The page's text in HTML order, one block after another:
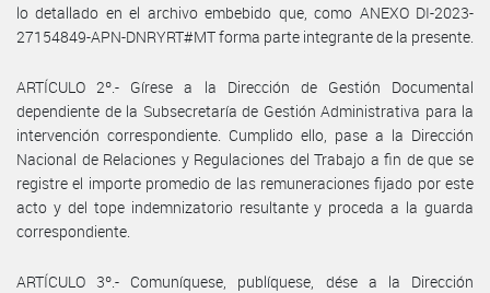
lo detallado en el archivo embebido que, como ANEXO DI-2023-
27154849-APN-DNRYRT#MT forma parte integrante de la presente.
ARTÍCULO 2º.- Gírese a la Dirección de Gestión Documental
dependiente de la Subsecretaría de Gestión Administrativa para la
intervención correspondiente. Cumplido ello, pase a la Dirección
Nacional de Relaciones y Regulaciones del Trabajo a fin de que se
registre el importe promedio de las remuneraciones fijado por este
acto y del tope indemnizatorio resultante y proceda a la guarda
correspondiente.
ARTÍCULO 3º.- Comuníquese, publíquese, dése a la Dirección